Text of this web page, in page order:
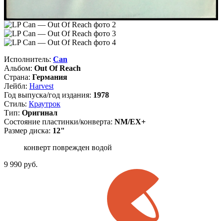
Исполнитель: Can
Альбом: Out Of Reach
Страна: Германия
Лейбл: Harvest
Год выпуска/год издания: 1978
Стиль: Краутрок
Тип: Оригинал
Состояние пластинки/конверта: NM/EX+
Размер диска: 12"
конверт поврежден водой
9 990 руб.